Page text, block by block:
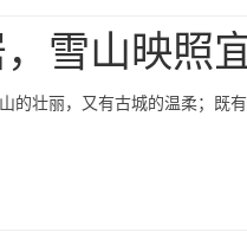
雪山映照
的壮丽，又有古城的温柔；既